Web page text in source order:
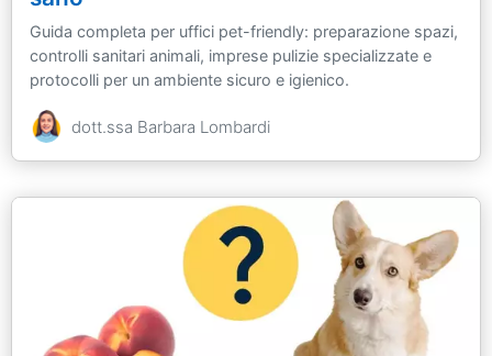
Guida completa per uffici pet-friendly: preparazione spazi,
controlli sanitari animali, imprese pulizie specializzate e
protocolli per un ambiente sicuro e igienico.
dott.ssa Barbara Lombardi